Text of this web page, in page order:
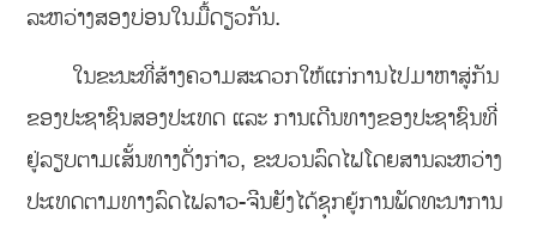
ລະຫວ່າງສອງບ່ອນໃນມື້ດຽວກັນ.
ໃນຂະນະທີ່ສ້າງຄວາມສະດວກໃຫ້ແກ່ການໄປມາຫາສູ່ກັນ
ຂອງປະຊາຊົນສອງປະເທດ ແລະ ການເດີນທາງຂອງປະຊາຊົນທີ່
ຢູ່ລຽບຕາມເສັ້ນທາງດັ່ງກ່າວ, ຂະບວນລົດໄຟໂດຍສານລະຫວ່າງ
ປະເທດຕາມທາງລົດໄຟລາວ-ຈີນຍັງໄດ້ຊຸກຍູ້ການພັດທະນາການ